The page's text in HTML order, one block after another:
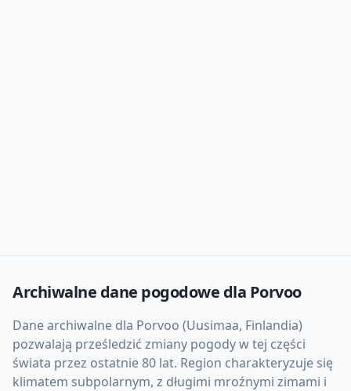
Archiwalne dane pogodowe dla Porvoo
Dane archiwalne dla Porvoo (Uusimaa, Finlandia)
pozwalają prześledzić zmiany pogody w tej części
świata przez ostatnie 80 lat. Region charakteryzuje się
klimatem subpolarnym, z długimi mroźnymi zimami i